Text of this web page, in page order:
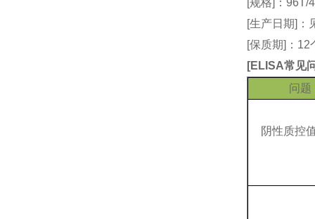
[规格]：96T/
[生产日期]：
[保质期]：
[ELISA常见
问题
阴性质控